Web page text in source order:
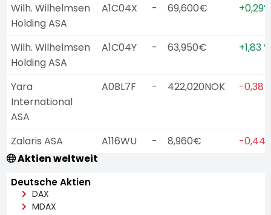
Aktien weltweit
Deutsche Aktien
DAX
MDAX
Wilh. Wilhelmsen
Holding ASA
A1C04X - 69,600€ +0,29%
Wilh. Wilhelmsen
Holding ASA
A1C04Y - 63,950€ +1,83 %
Yara
International
ASA
A0BL7F - 422,020NOK -0,38
Zalaris ASA A116WU - 8,960€ -